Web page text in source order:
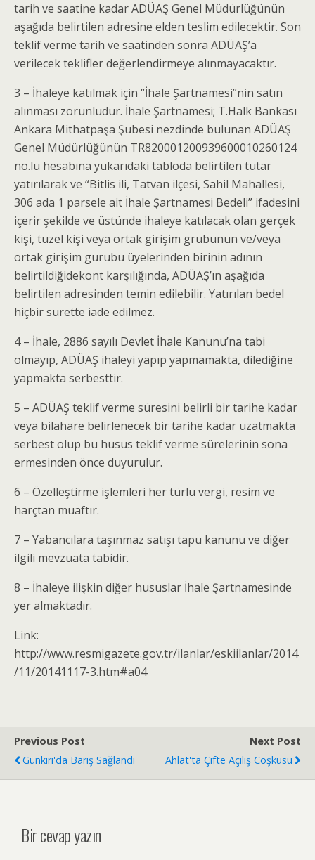
tarih ve saatine kadar ADÜAŞ Genel Müdürlüğünün
aşağıda belirtilen adresine elden teslim edilecektir. Son
teklif verme tarih ve saatinden sonra ADÜAŞ’a
verilecek teklifler değerlendirmeye alınmayacaktır.
3 – İhaleye katılmak için “İhale Şartnamesi”nin satın
alınması zorunludur. İhale Şartnamesi; T.Halk Bankası
Ankara Mithatpaşa Şubesi nezdinde bulunan ADÜAŞ
Genel Müdürlüğünün TR820001200939600010260124
no.lu hesabına yukarıdaki tabloda belirtilen tutar
yatırılarak ve “Bitlis ili, Tatvan ilçesi, Sahil Mahallesi,
306 ada 1 parsele ait İhale Şartnamesi Bedeli” ifadesini
içerir şekilde ve üstünde ihaleye katılacak olan gerçek
kişi, tüzel kişi veya ortak girişim grubunun ve/veya
ortak girişim gurubu üyelerinden birinin adının
belirtildiğidekont karşılığında, ADÜAŞ’ın aşağıda
belirtilen adresinden temin edilebilir. Yatırılan bedel
hiçbir surette iade edilmez.
4 – İhale, 2886 sayılı Devlet İhale Kanunu’na tabi
olmayıp, ADÜAŞ ihaleyi yapıp yapmamakta, dilediğine
yapmakta serbesttir.
5 – ADÜAŞ teklif verme süresini belirli bir tarihe kadar
veya bilahare belirlenecek bir tarihe kadar uzatmakta
serbest olup bu husus teklif verme sürelerinin sona
ermesinden önce duyurulur.
6 – Özelleştirme işlemleri her türlü vergi, resim ve
harçtan muaftır.
7 – Yabancılara taşınmaz satışı tapu kanunu ve diğer
ilgili mevzuata tabidir.
8 – İhaleye ilişkin diğer hususlar İhale Şartnamesinde
yer almaktadır.
Link:
http://www.resmigazete.gov.tr/ilanlar/eskiilanlar/2014
/11/20141117-3.htm#a04
Previous Post
Günkırı'da Barış Sağlandı
Next Post
Ahlat'ta Çifte Açılış Coşkusu
Bir cevap yazın